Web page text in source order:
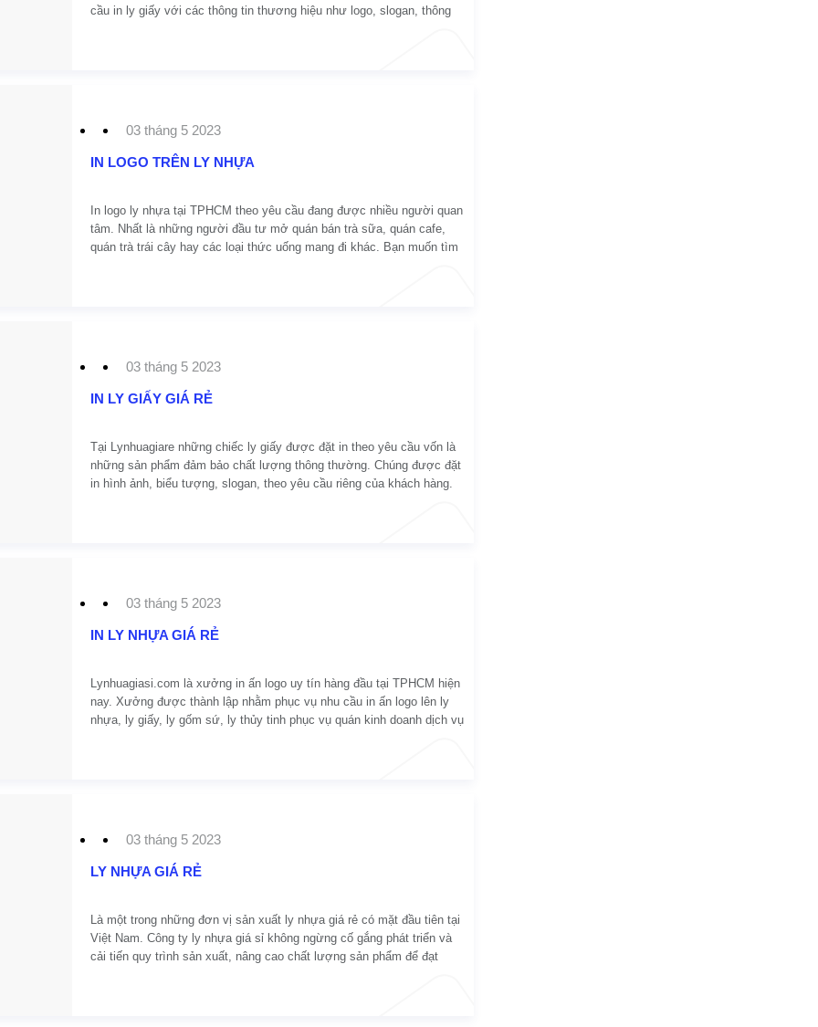
cầu in ly giấy với các thông tin thương hiệu như logo, slogan, thông
03 tháng 5 2023
IN LOGO TRÊN LY NHỰA
In logo ly nhựa tại TPHCM theo yêu cầu đang được nhiều người quan
tâm. Nhất là những người đầu tư mở quán bán trà sữa, quán cafe,
quán trà trái cây hay các loại thức uống mang đi khác. Bạn muốn tìm
03 tháng 5 2023
IN LY GIẤY GIÁ RẺ
Tại Lynhuagiare những chiếc ly giấy được đặt in theo yêu cầu vốn là
những sản phẩm đảm bảo chất lượng thông thường. Chúng được đặt
in hình ảnh, biểu tượng, slogan, theo yêu cầu riêng của khách hàng.
03 tháng 5 2023
IN LY NHỰA GIÁ RẺ
Lynhuagiasi.com là xưởng in ấn logo uy tín hàng đầu tại TPHCM hiện
nay. Xưởng được thành lập nhằm phục vụ nhu cầu in ấn logo lên ly
nhựa, ly giấy, ly gốm sứ, ly thủy tinh phục vụ quán kinh doanh dịch vụ
03 tháng 5 2023
LY NHỰA GIÁ RẺ
Là một trong những đơn vị sản xuất ly nhựa giá rẻ có mặt đầu tiên tại
Việt Nam. Công ty ly nhựa giá sỉ không ngừng cố gắng phát triển và
cải tiến quy trình sản xuất, nâng cao chất lượng sản phẩm để đạt